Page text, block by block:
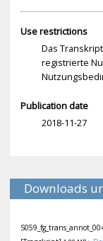
Use restrictions
Das
registrierte
Publication date
2018-11-27
Downloads
S059_fg_trans_annot_0